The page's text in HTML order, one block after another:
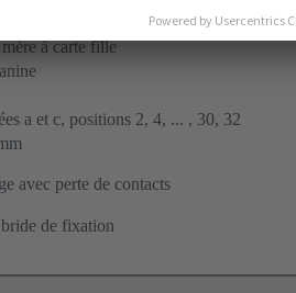
à insertion en force
à carte fille
a et c, positions 2, 4, ... , 30, 32
avec perte de contacts
de fixation